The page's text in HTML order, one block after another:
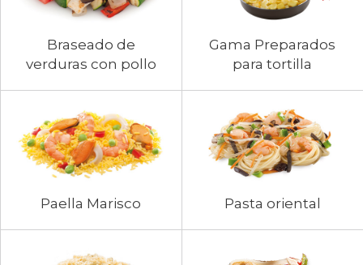
Braseado de
verduras con pollo
Gama Preparados
para tortilla
Paella Marisco Pasta oriental